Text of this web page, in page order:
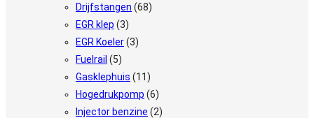
Drijfstangen (68)
EGR klep (3)
EGR Koeler(3)
Fuelrail (5)
Gasklephuis (11)
Hogedrukpomp (6)
Injector benzine (2)